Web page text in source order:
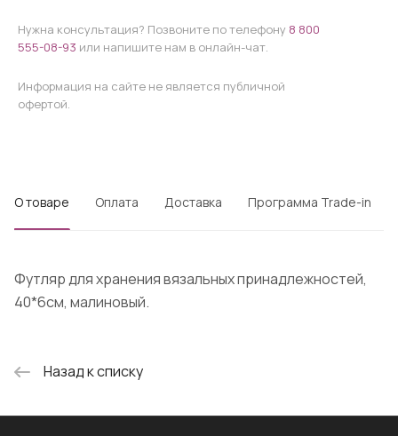
Нужна консультация? Позвоните по телефону 8 800
555-08-93 или напишите нам в онлайн-чат.
Информация на сайте не является публичной
офертой.
О товаре Оплата Доставка Программа Trade-in
Футляр для хранения вязальных принадлежностей,
40*6см, малиновый.
Назад к списку